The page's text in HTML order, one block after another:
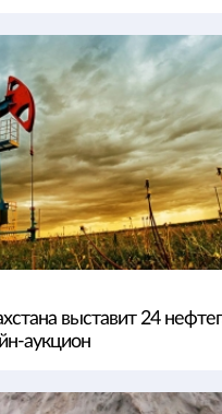
выставит 24
аукцион